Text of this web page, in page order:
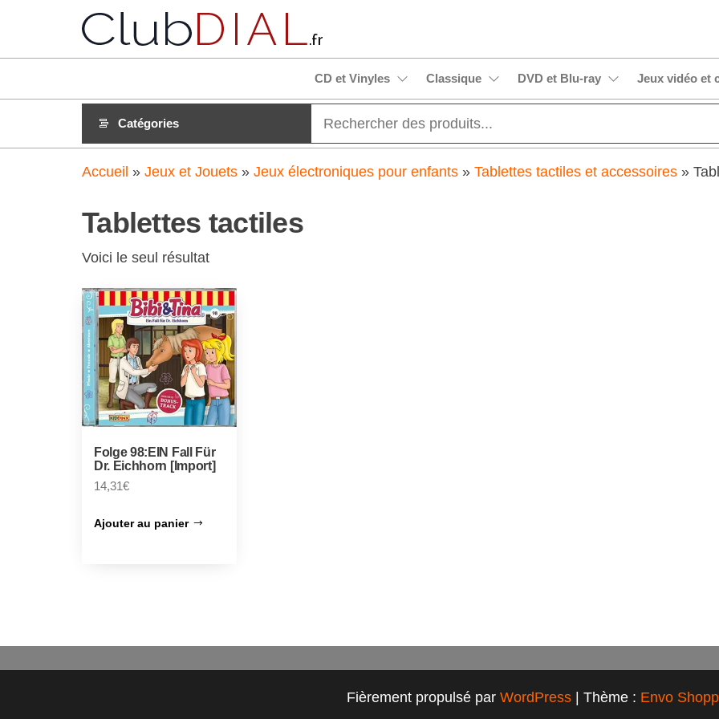
contenu
CD et Vinyles Classique DVD et Blu-ray Jeux vidéo et
Catégories
Accueil » Jeux et Jouets » Jeux électroniques pour enfants » Tablettes tactiles et accessoires »
Tablettes tactiles
Voici le seul résultat
Folge 98:EIN Fall Für
Dr. Eichhorn [Import]
14,31€
Ajouter au panier
Fièrement propulsé par WordPress | Thème : Envo